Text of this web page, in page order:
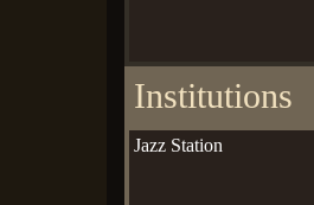
Institutions
Jazz Station